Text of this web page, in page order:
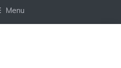
Menu